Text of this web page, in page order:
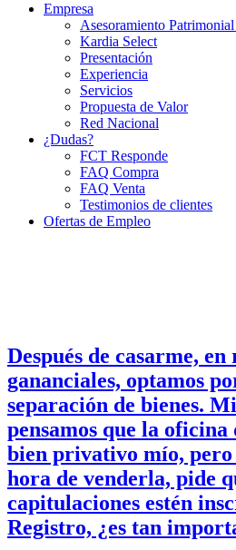
Empresa
Asesoramiento
Kardia Select
Presentación
Experiencia
Servicios
Propuesta de Valor
Red Nacional
¿Dudas?
FCT Responde
FAQ Compra
FAQ Venta
Testimonios de clientes
Ofertas de Empleo
Después de casarme, en
gananciales, optamos
separación de bienes.
pensamos que la
bien privativo mío,
hora de venderla, pide
capitulaciones estén
Registro, ¿es tan